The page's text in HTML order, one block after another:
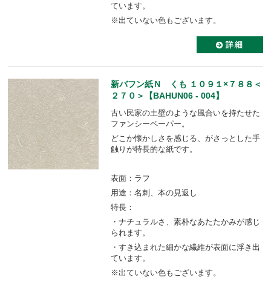
ています。
※出ていない色もございます。
新バフン紙Ｎ くも １０９１×７８８＜
２７０＞【BAHUN06 - 004】
古い民家の土壁のような風合いを持たせた
ファンシーペーパー。
どこか懐かしさを感じる、がさっとした手
触りが特長的な紙です。
表面：ラフ
用途：名刺、本の見返し
特長：
・ナチュラルさ、素朴なあたたかみが感じ
られます。
・すき込まれた細かな繊維が表面に浮き出
ています。
※出ていない色もございます。